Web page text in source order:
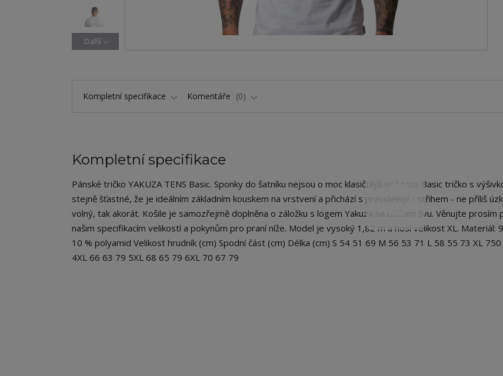
Další
Kompletní specifikace Komentáře 0
Kompletní specifikace
Pánské tričko YAKUZA TENS Basic. Sponky do šatníku nejsou o moc klasičtější než toto Basic tričko s
stejně šťastné, že je ideálním základním kouskem na vrstvení a přichází s pravidelným střihem - ne příliš
volný, tak akorát. Košile je samozřejmě doplněna o záložku s logem Yakuza na bočním švu. Věnujte prosím
našim specifikacím velikostí a pokynům pro praní níže. Model je vysoký 1,82 m a nosí velikost XL. Materiál:
10 % polyamid Velikost hrudník (cm) Spodní část (cm) Délka (cm) S 54 51 69 M 56 53 71 L 58 55 73 XL
4XL 66 63 79 5XL 68 65 79 6XL 70 67 79